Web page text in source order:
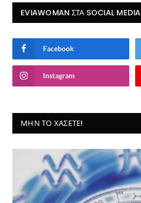
EVIAWOMAN ΣΤΑ SOCIAL MEDIA
Facebook
Instagram
ΜΗΝ ΤΟ ΧΆΣΕΤΕ!